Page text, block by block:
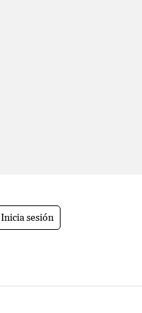
Inicia sesión